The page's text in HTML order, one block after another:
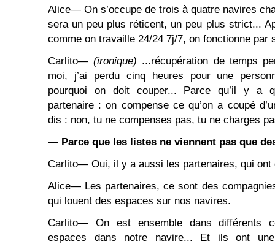
Alice― On s’occupe de trois à quatre navires
sera un peu plus réticent, un peu plus strict...
comme on travaille 24/24 7j/7, on fonctionne par
Carlito―(ironique) ...récupération de temps
moi, j’ai perdu cinq heures pour une
pourquoi on doit couper... Parce qu’il y a
partenaire : on compense ce qu’on a coupé
dis : non, tu ne compenses pas, tu ne charges
― Parce que les listes ne viennent pas que
Carlito― Oui, il y a aussi les partenaires, qui ont
Alice― Les partenaires, ce sont des
qui louent des espaces sur nos navires.
Carlito― On est ensemble dans différents
espaces dans notre navire... Et ils ont une